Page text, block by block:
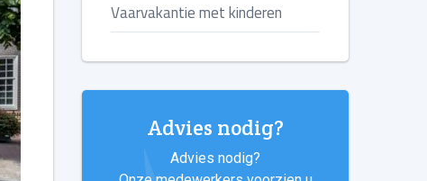
Vaarvakantie met kinderen
Advies nodig?
Advies nodig?